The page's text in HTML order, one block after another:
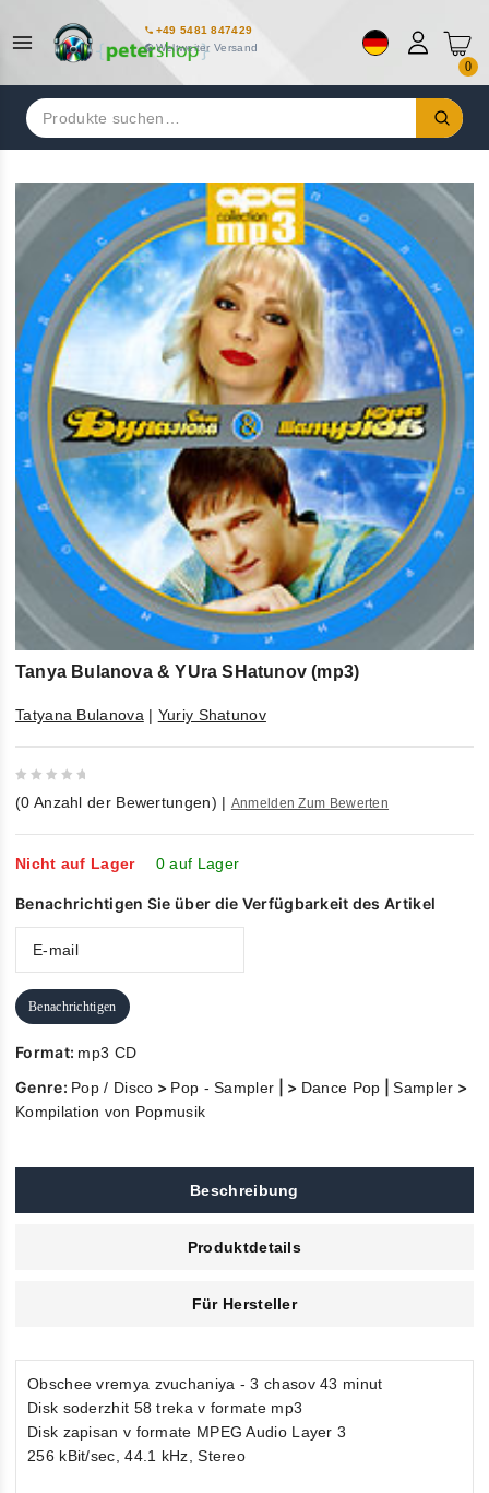
+49 5481 847429
Weltweiter Versand
0
Suchen
nach:
Tanya Bulanova & YUra SHatunov (mp3)
Tatyana Bulanova| Yuriy Shatunov
out
of
5
(0 Anzahl der Bewertungen) | Anmelden Zum Bewerten
Nicht auf Lager 0 auf Lager
Benachrichtigen Sie über die Verfügbarkeit des Artikel
Benachrichtigen
Format: mp3 CD
Genre: Pop / Disco > Pop - Sampler | > Dance Pop |Sampler >
Kompilation von Popmusik
Beschreibung
Produktdetails
Für Hersteller
Obschee vremya zvuchaniya - 3 chasov 43 minut
Disk soderzhit 58 treka v formate mp3
Disk zapisan v formate MPEG Audio Layer 3
256 kBit/sec, 44.1 kHz, Stereo